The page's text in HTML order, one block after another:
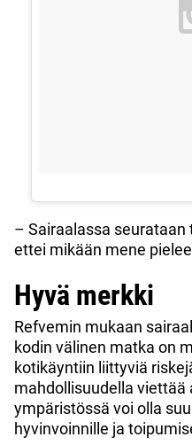
– Sairaalassa
ettei mikään mene
Hyvä merkki
Refvemin mukaan
kodin välinen matka on
kotikäyntiin liittyviä
mahdollisuudella viettää
ympäristössä voi olla
hyvinvoinnille ja